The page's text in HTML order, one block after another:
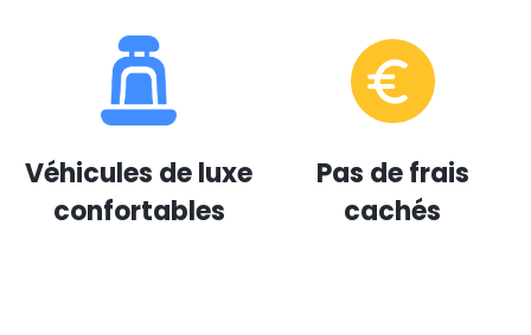
Véhicules de luxe
confortables
Pas de frais
cachés